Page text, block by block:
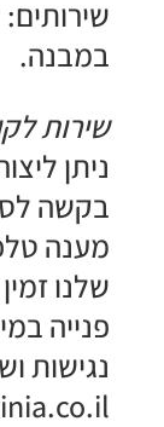
​שירותים:
במבנה.
​שירות
ניתן
בקשה
​מענה
שלנו
​פנייה
נגישות